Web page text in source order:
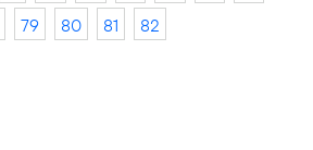
79 80 81 82